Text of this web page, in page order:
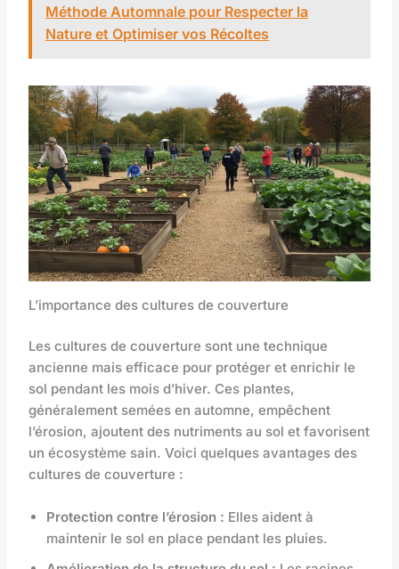
Méthode Automnale pour Respecter la
Nature et Optimiser vos Récoltes
L’importance des cultures de couverture
Les cultures de couverture sont une technique
ancienne mais efficace pour protéger et enrichir le
sol pendant les mois d’hiver. Ces plantes,
généralement semées en automne, empêchent
l’érosion, ajoutent des nutriments au sol et favorisent
un écosystème sain. Voici quelques avantages des
cultures de couverture :
Protection contre l’érosion : Elles aident à
maintenir le sol en place pendant les pluies.